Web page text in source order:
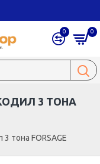
0 0
тона FORSAGE
3 ТОНА